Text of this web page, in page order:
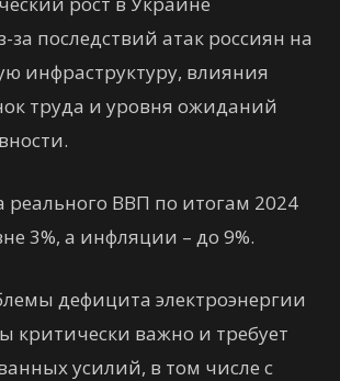
за последствий атак россиян на
инфраструктуру, влияния
труда и уровня ожиданий
реального ВВП по итогам 2024
3%, а инфляции – до 9%.
дефицита электроэнергии
критически важно и требует
усилий, в том числе с